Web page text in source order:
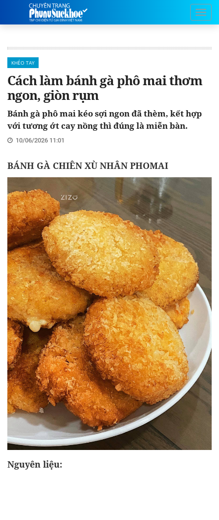
KHÉO TAY
Cách làm bánh gà phô mai thơm
ngon, giòn rụm
Bánh gà phô mai kéo sợi ngon đã thèm, kết hợp
với tương ớt cay nồng thì đúng là miễn bàn.
10/06/2026 11:01
BÁNH GÀ CHIÊN XÙ NHÂN PHOMAI
Nguyên liệu: